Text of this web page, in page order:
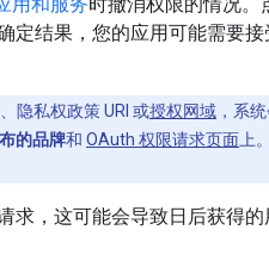
定结果，您的应用可能需要接
隐私权政策 URI 或授权网域 ，系
的品牌和 OAuth 权限请求页面 上
求，这可能会导致日后获得